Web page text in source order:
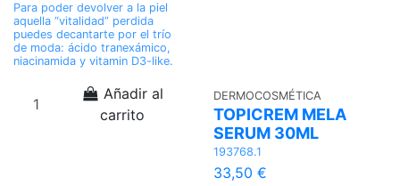
Para poder devolver a la piel
aquella “vitalidad” perdida
puedes decantarte por el trío
de moda: ácido tranexámico,
niacinamida y vitamin D3-like.
Añadir al
carrito
DERMOCOSMÉTICA
TOPICREM MELA
SERUM 30ML
193768.1
33,50 €